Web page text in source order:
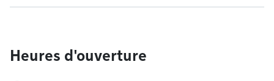
Heures d'ouverture